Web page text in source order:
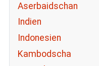
Aserbaidschan
Indien
Indonesien
Kambodscha